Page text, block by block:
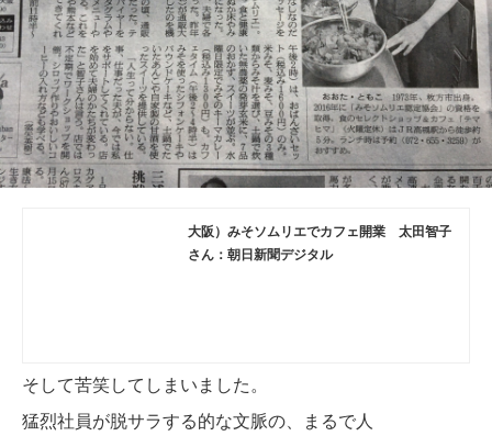
大阪）みそソムリエでカフェ開業 太田智子
さん：朝日新聞デジタル
そして苦笑してしまいました。
猛烈社員が脱サラする的な文脈の、まるで人